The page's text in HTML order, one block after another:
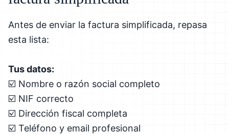
Antes de enviar la factura simplificada, repasa
esta lista:
Tus datos:
☑️ Nombre o razón social completo
☑️ NIF correcto
☑️ Dirección fiscal completa
☑️ Teléfono y email profesional